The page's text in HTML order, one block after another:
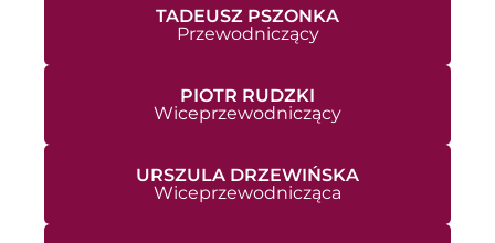
TADEUSZ PSZONKA
Przewodniczący
PIOTR RUDZKI
Wiceprzewodniczący
URSZULA DRZEWIŃSKA
Wiceprzewodnicząca